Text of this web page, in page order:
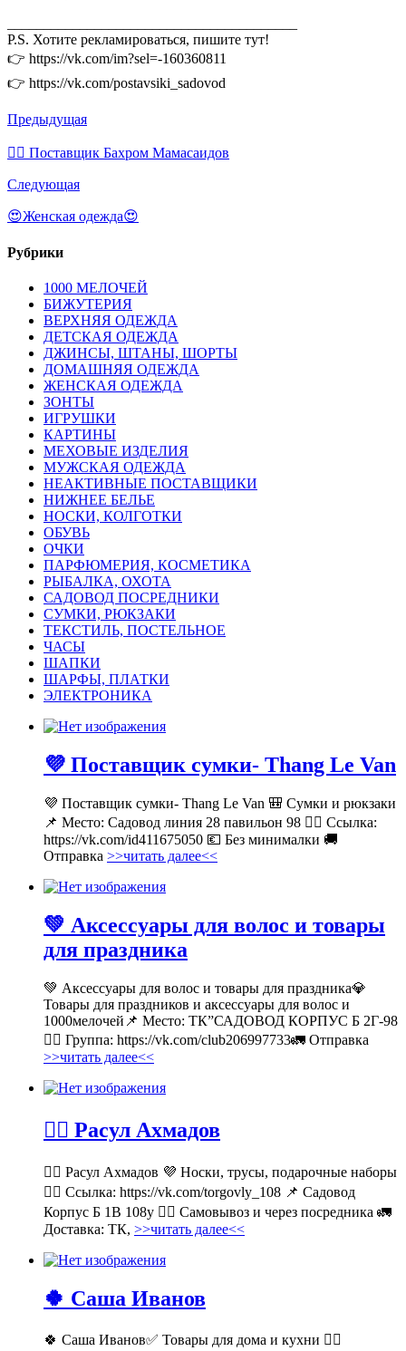
P.S. Хотите рекламироваться, пишите тут!
👉 https://vk.com/im?sel=-160360811
👉 https://vk.com/postavsiki_sadovod
Предыдущая
💁‍♂ Поставщик Бахром Мамасаидов
Следующая
😍Женская одежда😍
Рубрики
1000 МЕЛОЧЕЙ
БИЖУТЕРИЯ
ВЕРХНЯЯ ОДЕЖДА
ДЕТСКАЯ ОДЕЖДА
ДЖИНСЫ, ШТАНЫ, ШОРТЫ
ДОМАШНЯЯ ОДЕЖДА
ЖЕНСКАЯ ОДЕЖДА
ЗОНТЫ
ИГРУШКИ
КАРТИНЫ
МЕХОВЫЕ ИЗДЕЛИЯ
МУЖСКАЯ ОДЕЖДА
НЕАКТИВНЫЕ ПОСТАВЩИКИ
НИЖНЕЕ БЕЛЬЕ
НОСКИ, КОЛГОТКИ
ОБУВЬ
ОЧКИ
ПАРФЮМЕРИЯ, КОСМЕТИКА
РЫБАЛКА, ОХОТА
САДОВОД ПОСРЕДНИКИ
СУМКИ, РЮКЗАКИ
ТЕКСТИЛЬ, ПОСТЕЛЬНОЕ
ЧАСЫ
ШАПКИ
ШАРФЫ, ПЛАТКИ
ЭЛЕКТРОНИКА
💜 Поставщик сумки- Thang Le Van
💜 Поставщик сумки- Thang Le Van 🎒 Сумки и рюкзаки
📌 Место: Садовод линия 28 павильон 98 👉🏻 Ссылка:
https://vk.com/id411675050 💶 Без минималки 🚚
Отправка >>читать далее<<
💚 Аксессуары для волос и товары
для праздника
💚 Аксессуары для волос и товары для праздника💎
Товары для праздников и аксессуары для волос и
1000мелочей📌 Место: ТК”САДОВОД КОРПУС Б 2Г-98
👉🏻 Группа: https://vk.com/club206997733🚛 Отправка
>>читать далее<<
💁‍♂ Расул Ахмадов
💁‍♂ Расул Ахмадов 💜 Носки, трусы, подарочные наборы
👉🏻 Ссылка: https://vk.com/torgovly_108 📌 Садовод
Корпус Б 1В 108у 🚶‍♂ Самовывоз и через посредника 🚛
Доставка: ТК, >>читать далее<<
🍀 Саша Иванов
🍀 Саша Иванов✅ Товары для дома и кухни 👉🏻